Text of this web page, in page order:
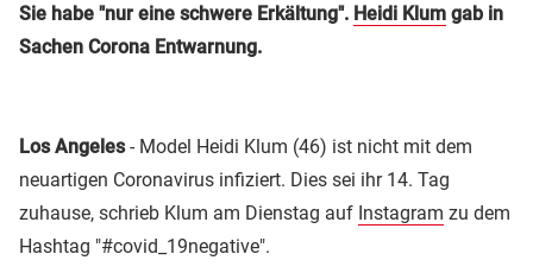
Sie habe "nur eine schwere Erkältung". Heidi Klum gab in
Sachen Corona Entwarnung.
Los Angeles- Model Heidi Klum (46) ist nicht mit dem
neuartigen Coronavirus infiziert. Dies sei ihr 14. Tag
zuhause, schrieb Klum am Dienstag auf Instagram zu dem
Hashtag "#covid_19negative".